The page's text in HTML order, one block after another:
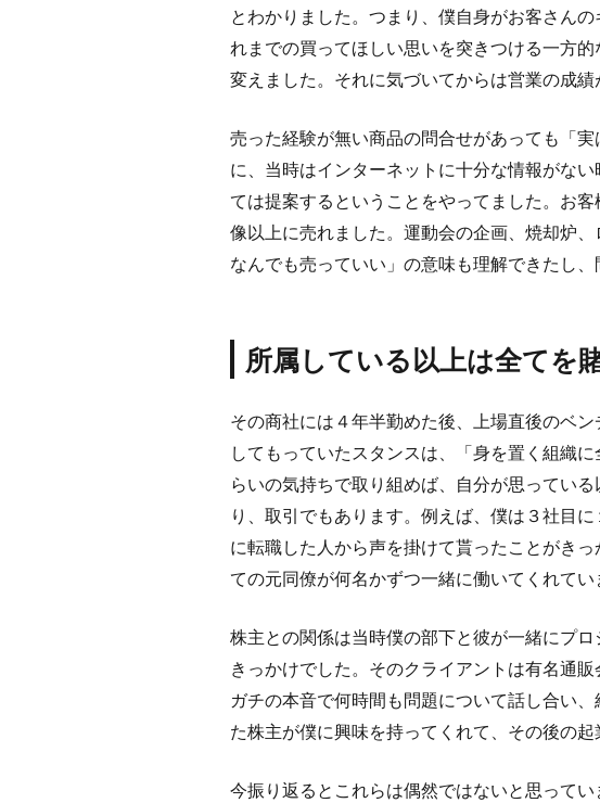
とわかりました。つまり、僕自身がお客さん
れまでの買ってほしい思いを突きつける一方
変えました。それに気づいてからは営業の成
売った経験が無い商品の問合せがあっても「
に、当時はインターネットに十分な情報がな
ては提案するということをやってました。お
像以上に売れました。運動会の企画、焼却炉
なんでも売っていい」の意味も理解できたし
所属している以上は全てを
その商社には４年半勤めた後、上場直後のベ
してもっていたスタンスは、「身を置く組織
らいの気持ちで取り組めば、自分が思ってい
り、取引でもあります。例えば、僕は３社目
に転職した人から声を掛けて貰ったことがき
ての元同僚が何名かずつ一緒に働いてくれてい
株主との関係は当時僕の部下と彼が一緒にプ
きっかけでした。そのクライアントは有名通
ガチの本音で何時間も問題について話し合い
た株主が僕に興味を持ってくれて、その後の起
今振り返るとこれらは偶然ではないと思って